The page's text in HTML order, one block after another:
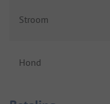
Stroom
Hond